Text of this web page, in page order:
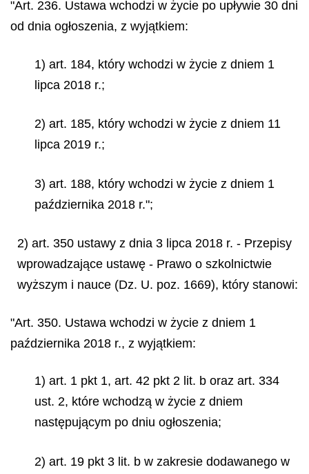
"Art. 236. Ustawa wchodzi w życie po upływie 30 dni
od dnia ogłoszenia, z wyjątkiem:
1) art. 184, który wchodzi w życie z dniem 1
lipca 2018 r.;
2) art. 185, który wchodzi w życie z dniem 11
lipca 2019 r.;
3) art. 188, który wchodzi w życie z dniem 1
października 2018 r.";
2) art. 350 ustawy z dnia 3 lipca 2018 r. - Przepisy
wprowadzające ustawę - Prawo o szkolnictwie
wyższym i nauce (Dz. U. poz. 1669), który stanowi:
"Art. 350. Ustawa wchodzi w życie z dniem 1
października 2018 r., z wyjątkiem:
1) art. 1 pkt 1, art. 42 pkt 2 lit. b oraz art. 334
ust. 2, które wchodzą w życie z dniem
następującym po dniu ogłoszenia;
2) art. 19 pkt 3 lit. b w zakresie dodawanego w